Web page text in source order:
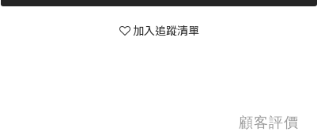
加入追蹤清單
顧客評價